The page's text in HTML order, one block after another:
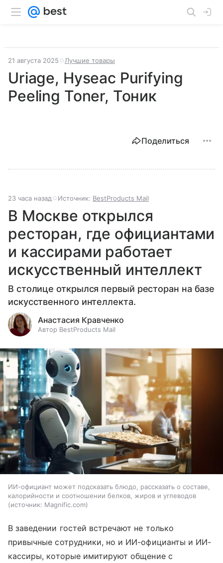
21 августа 2025 Лучшие товары
Uriage, Hyseac Purifying
Peeling Toner, Тоник
Поделиться
23 часа назад Источник: BestProducts Mail
В Москве открылся
ресторан, где официантами
и кассирами работает
искусственный интеллект
В столице открылся первый ресторан на базе
искусственного интеллекта.
Анастасия Кравченко
Автор BestProducts Mail
ИИ-официант может подсказать блюдо, рассказать о составе,
калорийности и соотношении белков, жиров и углеводов
источник: Magnific.com
В заведении гостей встречают не только
привычные сотрудники, но и ИИ-официанты и ИИ-
кассиры, которые имитируют общение с